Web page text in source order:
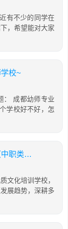
有不少的同学在
，希望能对大家
校~
： 成都幼师专业
学校好不好，怎
2027届四川考仕通·首先教育培训学校（中职类）招生简章
文化培训学校，
展趋势，深耕多